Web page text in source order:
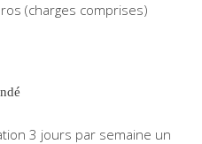
(charges comprises)
3 jours par semaine un